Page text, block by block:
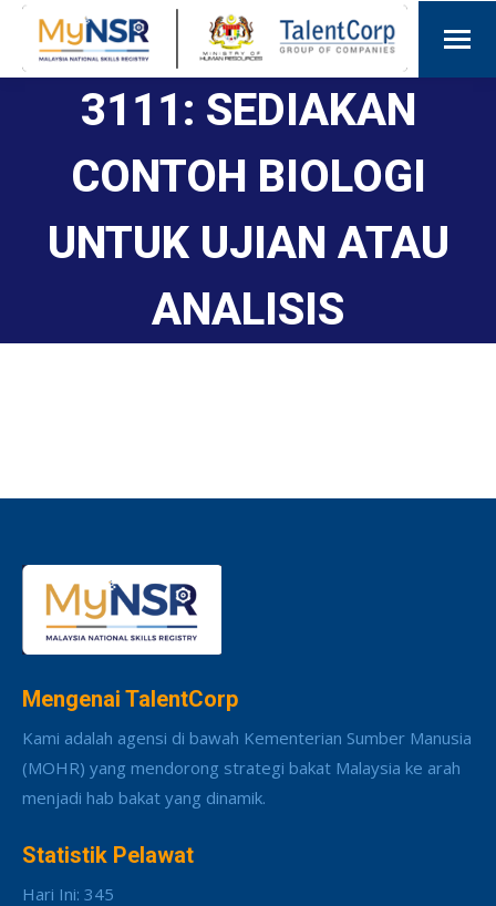
3111: SEDIAKAN
CONTOH BIOLOGI
UNTUK UJIAN ATAU
ANALISIS
Mengenai TalentCorp
Kami adalah agensi di bawah Kementerian Sumber Manusia
(MOHR) yang mendorong strategi bakat Malaysia ke arah
menjadi hab bakat yang dinamik.
Statistik Pelawat
Hari Ini: 345